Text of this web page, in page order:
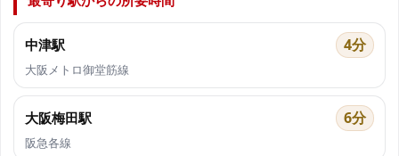
中津駅 4分
大阪メトロ御堂筋線
大阪梅田駅 6分
阪急各線